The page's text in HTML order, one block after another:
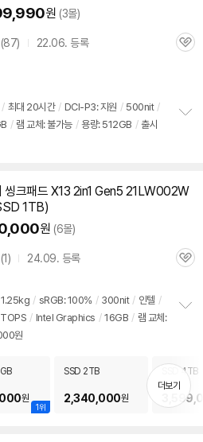
원 (3몰)
(상
87) 22.06. 등록
관
/ 최대 20시간 / DCI-P3: 지원 / 500nit /
/ 램 교체: 불가능 / 용량: 512GB / 출시
기
씽크패드 X13 2in1 Gen5 21LW002W
1TB)
원 (6몰)
(상
1) 24.09. 등록
관
1.25kg / sRGB: 100% / 300nit / 인텔 /
/ Intel Graphics / 16GB / 램 교체:
원
치
기
1위
원
SSD 2TB
2,340,000원
SSD 4TB
더보기